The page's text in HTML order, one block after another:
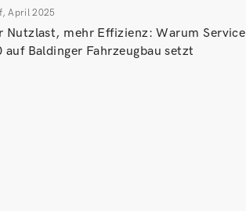
April 2025
Nutzlast, mehr Effizienz: Warum Service
auf Baldinger Fahrzeugbau setzt